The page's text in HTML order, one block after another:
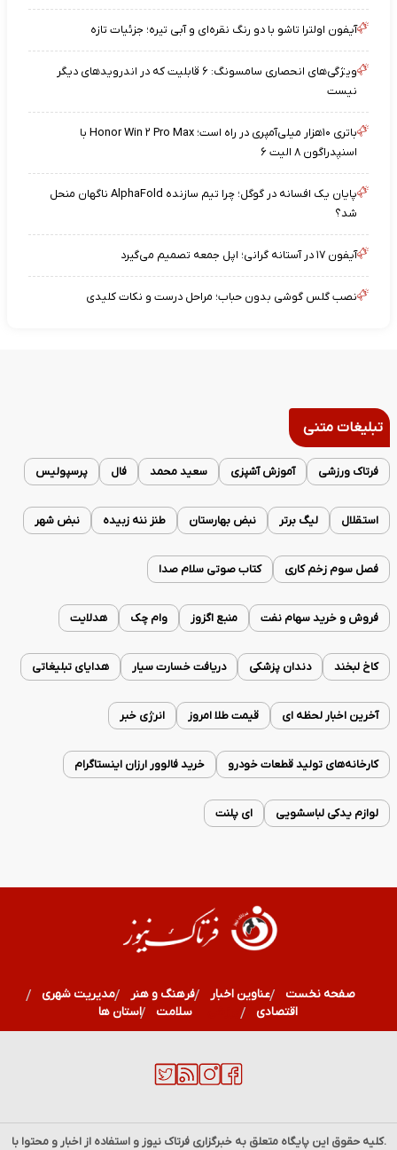
آیفون اولترا تاشو با دو رنگ نقره‌ای و آبی تیره؛ جزئیات تازه
ویژگی‌های انحصاری سامسونگ: ۶ قابلیت که در اندرویدهای دیگر
نیست
باتری ۱۰هزار میلی‌آمپری در راه است؛ Honor Win ۲ Pro Max با
اسنپدراگون ۸ الیت ۶
پایان یک افسانه در گوگل؛ چرا تیم سازنده AlphaFold ناگهان منحل
شد؟
آیفون ۱۷ در آستانه گرانی؛ اپل جمعه تصمیم می‌گیرد
نصب گلس گوشی بدون حباب؛ مراحل درست و نکات کلیدی
تبلیغات متنی
فرتاک ورزشی آموزش آشپزی سعید محمد فال پرسپولیس
استقلال لیگ برتر نبض بهارستان طنز ننه زبیده نبض شهر
فصل سوم زخم کاری کتاب صوتی سلام صدا
فروش و خرید سهام نفت منبع اگزوز وام چک هدلایت
کاخ لبخند دندان پزشکی دریافت خسارت سیار هدایای تبلیغاتی
آخرین اخبار لحظه ای قیمت طلا امروز انرژی خبر
کارخانه‌های تولید قطعات خودرو خرید فالوور ارزان اینستاگرام
لوازم یدکی لباسشویی ای پلنت
صفحه نخست عناوین اخبار فرهنگ و هنر
مدیریت شهری
اقتصادی
ورزشی سلامت استان ها
.کلیه حقوق این پایگاه متعلق به خبرگزاریفرتاک نیوز و استفاده از اخبار و محتوا با